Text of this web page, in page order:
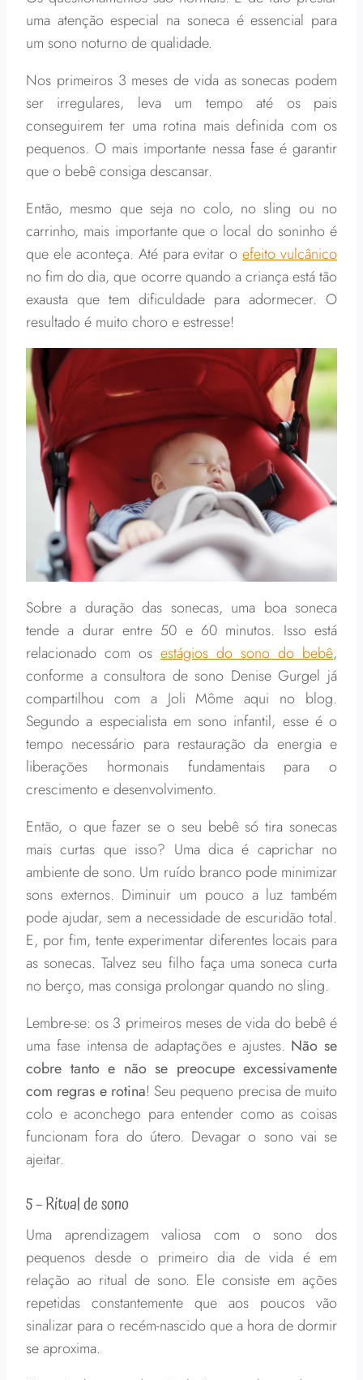
uma atenção especial na soneca é essencial para
um sono noturno de qualidade.
Nos primeiros 3 meses de vida as sonecas podem
ser irregulares, leva um tempo até os pais
conseguirem ter uma rotina mais definida com os
pequenos. O mais importante nessa fase é garantir
que o bebê consiga descansar.
Então, mesmo que seja no colo, no sling ou no
carrinho, mais importante que o local do soninho é
que ele aconteça. Até para evitar oefeito vulcânico
no fim do dia, que ocorre quando a criança está tão
exausta que tem dificuldade para adormecer. O
resultado é muito choro e estresse!
Sobre a duração das sonecas, uma boa soneca
tende a durar entre 50 e 60 minutos. Isso está
relacionado com os estágios do sono do bebê,
conforme a consultora de sono Denise Gurgel já
compartilhou com a Joli Môme aqui no blog.
Segundo a especialista em sono infantil, esse é o
tempo necessário para restauração da energia e
liberações hormonais fundamentais para o
crescimento e desenvolvimento.
Então, o que fazer se o seu bebê só tira sonecas
mais curtas que isso? Uma dica é caprichar no
ambiente de sono. Um ruído branco pode minimizar
sons externos. Diminuir um pouco a luz também
pode ajudar, sem a necessidade de escuridão total.
E, por fim, tente experimentar diferentes locais para
as sonecas. Talvez seu filho faça uma soneca curta
no berço, mas consiga prolongar quando no sling.
Lembre-se: os 3 primeiros meses de vida do bebê é
uma fase intensa de adaptações e ajustes. Não se
cobre tanto e não se preocupe excessivamente
com regras e rotina! Seu pequeno precisa de muito
colo e aconchego para entender como as coisas
funcionam fora do útero. Devagar o sono vai se
ajeitar.
5 – Ritual de sono
Uma aprendizagem valiosa com o sono dos
pequenos desde o primeiro dia de vida é em
relação ao ritual de sono. Ele consiste em ações
repetidas constantemente que aos poucos vão
sinalizar para o recém-nascido que a hora de dormir
se aproxima.